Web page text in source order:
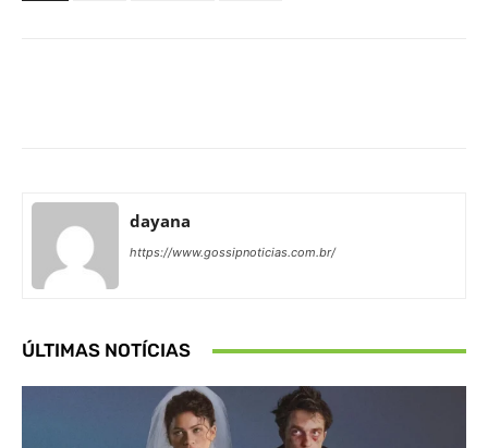
dayana
https://www.gossipnoticias.com.br/
ÚLTIMAS NOTÍCIAS